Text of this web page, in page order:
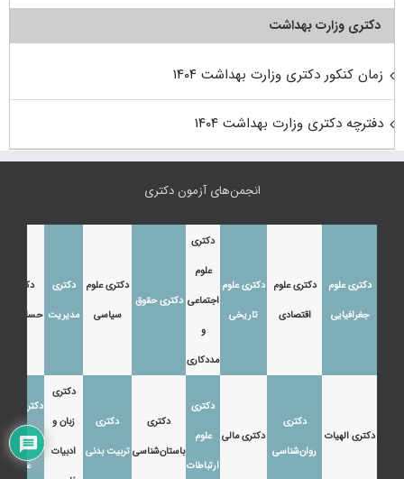
دکتری وزارت بهداشت
زمان کنکور دکتری وزارت بهداشت ۱۴۰۴
دفترچه دکتری وزارت بهداشت ۱۴۰۴
انجمن‌های آزمون دکتری
دکتری علوم
جغرافیایی
دکتری علوم
اقتصادی
دکتری علوم
تاریخی
دکتری
علوم
اجتماعی
و
مددکاری
دکتری حقوق
دکتری علوم
سیاسی
دکتری
مدیریت
دکتری
حسابداری
دکتری الهیات
دکتری
روان‌شناسی
دکتری مالی
دکتری
علوم
ارتباطات
دکتری
باستان‌شناسی
دکتری
تربیت بدنی
دکتری
زبان و
ادبیات
دکتری زبان
و ادبیات
عرب